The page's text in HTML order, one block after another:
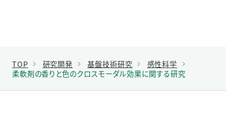
TOP 研究開発 基盤技術研究
感性科学
柔軟剤の香りと色のクロスモーダル効果に関する研究